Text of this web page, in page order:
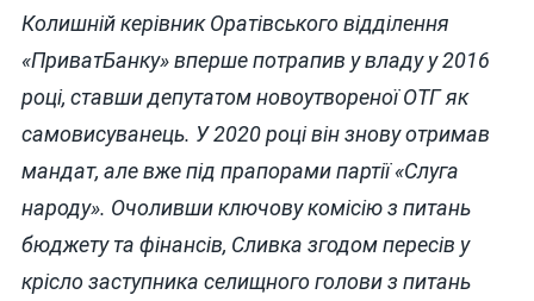
Колишній керівник Оратівського відділення
«ПриватБанку» вперше потрапив у владу у 2016
році, ставши депутатом новоутвореної ОТГ як
самовисуванець. У 2020 році він знову отримав
мандат, але вже під прапорами партії «Слуга
народу». Очоливши ключову комісію з питань
бюджету та фінансів, Сливка згодом пересів у
крісло заступника селищного голови з питань